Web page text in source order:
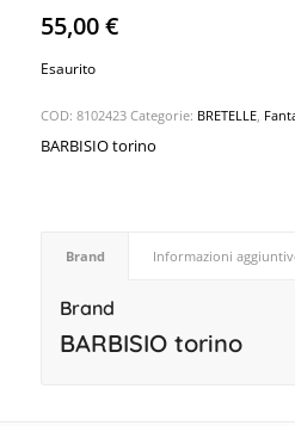
55,00€
Esaurito
COD: 8102423 Categorie: BRETELLE,
BARBISIO torino
Brand Informazioni
Brand
BARBISIO torino